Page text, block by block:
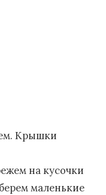
Крышки
на кусочки
маленькие